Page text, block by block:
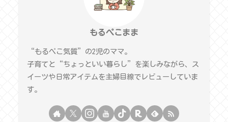
もるぺこまま
“もるぺこ気質”の2児のママ。
子育てと“ちょっといい暮らし”を楽しみながら、ス
イーツや日常アイテムを主婦目線でレビューしていま
す。